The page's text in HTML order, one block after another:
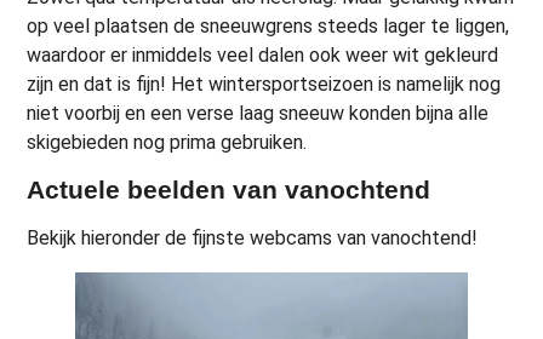
op veel plaatsen de sneeuwgrens steeds lager te liggen,
waardoor er inmiddels veel dalen ook weer wit gekleurd
zijn en dat is fijn! Het wintersportseizoen is namelijk nog
niet voorbij en een verse laag sneeuw konden bijna alle
skigebieden nog prima gebruiken.
Actuele beelden van vanochtend
Bekijk hieronder de fijnste webcams van vanochtend!